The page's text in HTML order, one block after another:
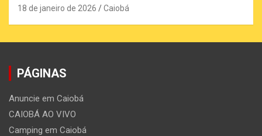
18 de janeiro de 2026 Caiobá
PÁGINAS
Anuncie em Caiobá
CAIOBÁ AO VIVO
Camping em Caiobá